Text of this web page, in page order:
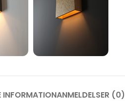
INFORMATIONANMELDELSER (0)